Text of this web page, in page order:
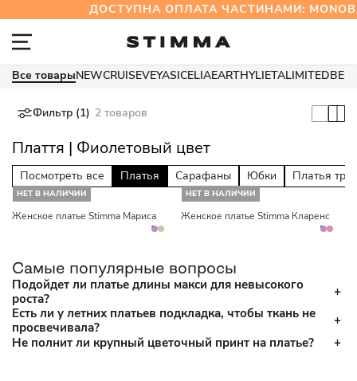
ДОСТУПНА ОПЛАТА ЧАСТИНАМИ:
Все товарыNEWCRUISEVEYASICELIAEARTHYLIETALIMITED
Фильтр (1) 2 товаров
Плаття | Фиолетовый цвет
Посмотреть все Платья Сарафаны Юбки Платья
НЕТ В НАЛИЧИИ
Женское платье Stimma Мариса
НЕТ В НАЛИЧИИ
Женское платье Stimma Кларенс
Самые популярные вопросы
Подойдет ли платье длины макси для невысокого
роста?
Есть ли у летних платьев подкладка, чтобы ткань не
просвечивала?
Не полнит ли крупный цветочный принт на платье?